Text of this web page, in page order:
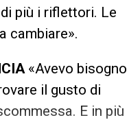
più i riflettori. Le
cambiare».
«Avevo bisogno
il gusto di
E in più